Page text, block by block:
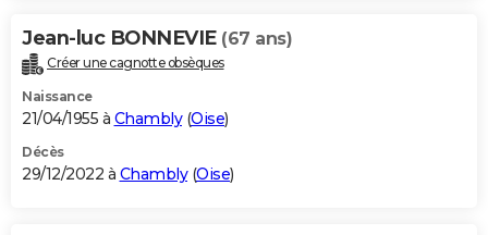
Jean-luc BONNEVIE (67 ans)
Créer une cagnotte obsèques
Naissance
21/04/1955 à Chambly(Oise)
Décès
29/12/2022 à Chambly(Oise)